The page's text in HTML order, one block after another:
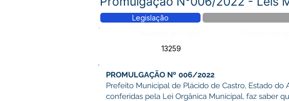
Legislação
13259
PROMULGAÇÃO Nº 006/2022
Prefeito Municipal de Plácido de Castro, Estado
conferidas pela Lei Orgânica Municipal, faz saber